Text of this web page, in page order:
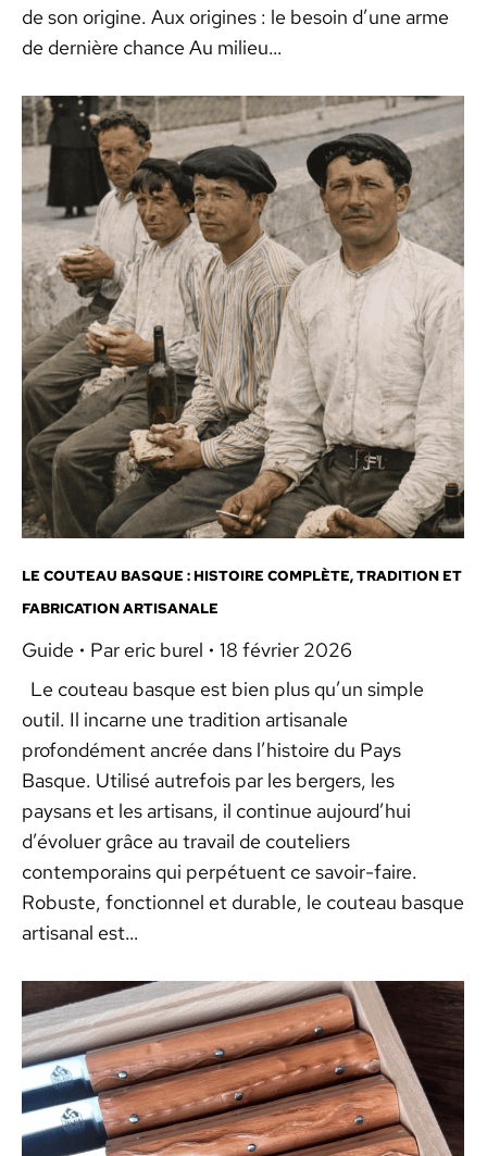
de son origine. Aux origines : le besoin d’une arme
de dernière chance Au milieu…
LE COUTEAU BASQUE : HISTOIRE COMPLÈTE, TRADITION ET
FABRICATION ARTISANALE
Guide Par eric burel
18 février 2026
Le couteau basque est bien plus qu’un simple
outil. Il incarne une tradition artisanale
profondément ancrée dans l’histoire du Pays
Basque. Utilisé autrefois par les bergers, les
paysans et les artisans, il continue aujourd’hui
d’évoluer grâce au travail de couteliers
contemporains qui perpétuent ce savoir-faire.
Robuste, fonctionnel et durable, le couteau basque
artisanal est…